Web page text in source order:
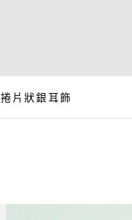
捲片狀銀耳飾